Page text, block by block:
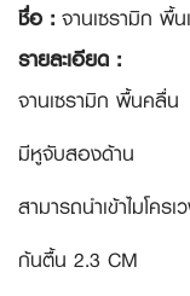
ชื่อ : จานเซรามิก พื้
รายละเอียด :
จานเซรามิก พื้นคลื่น
มีหูจับสองด้าน
สามารถนำเข้าไมโครเ
ก้นตื้น 2.3 CM